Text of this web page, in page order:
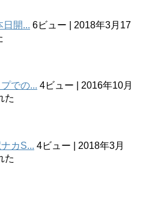
日開... 6ビュー
2018年3月17
での... 4ビュー
2016年10月
た
カS... 4ビュー
2018年3月
た